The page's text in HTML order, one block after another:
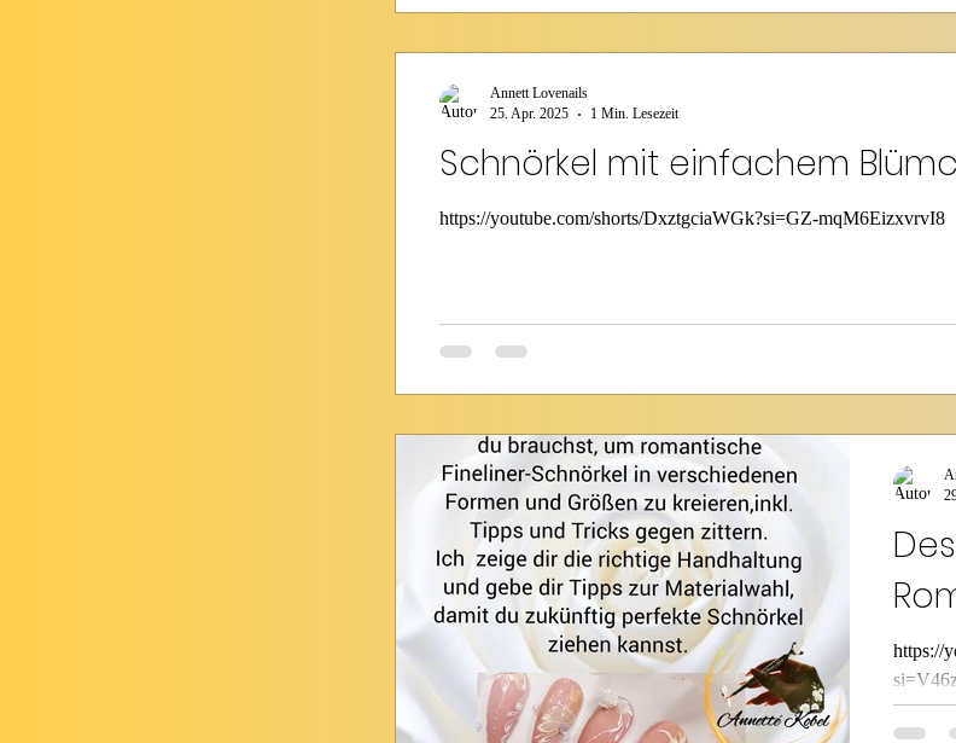
Schnörkel mit einfachem
https://youtube.com/shorts/DxztgciaWGk?si=GZ-mqM6EizxvrvI8
Annett Lovenails
25. Apr. 2025
1 Min. Lesezeit
https://